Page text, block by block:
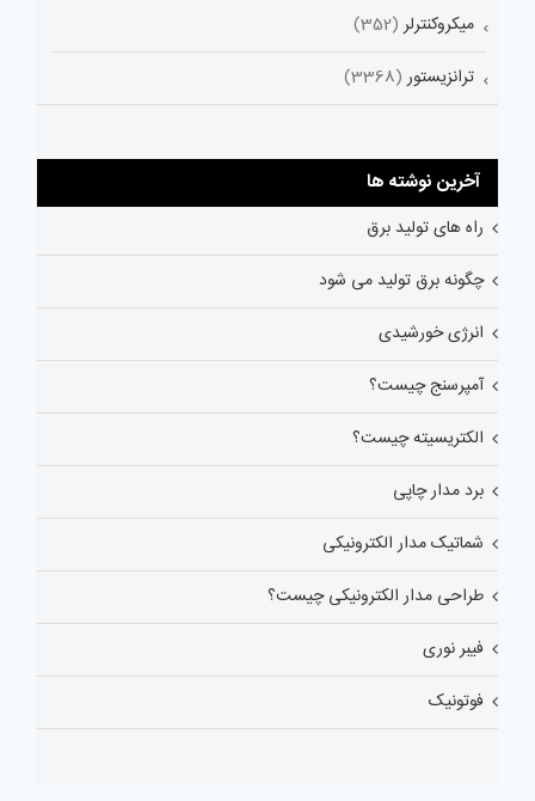
میکروکنترلر (352)
ترانزیستور (3368)
آخرین نوشته ها
راه های تولید برق
چگونه برق تولید می شود
انرژی خورشیدی
آمپرسنج چیست؟
الکتریسیته چیست؟
برد مدار چاپی
شماتیک مدار الکترونیکی
طراحی مدار الکترونیکی چیست؟
فیبر نوری
فوتونیک